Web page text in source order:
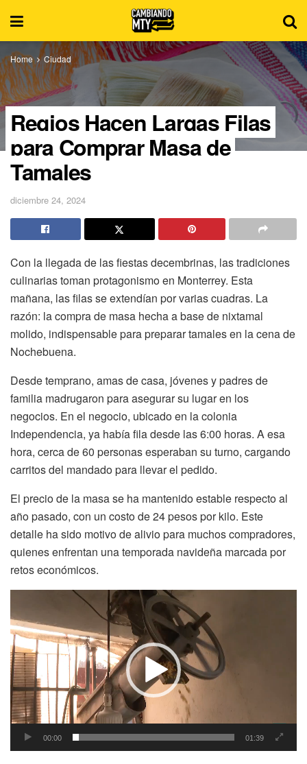
Home Ciudad
Regios Hacen Largas Filas
para Comprar Masa de
Tamales
diciembre 24, 2024
Con la llegada de las fiestas decembrinas, las tradiciones
culinarias toman protagonismo en Monterrey. Esta
mañana, las filas se extendían por varias cuadras. La
razón: la compra de masa hecha a base de nixtamal
molido, indispensable para preparar tamales en la cena de
Nochebuena.
Desde temprano, amas de casa, jóvenes y padres de
familia madrugaron para asegurar su lugar en los
negocios. En el negocio, ubicado en la colonia
Independencia, ya había fila desde las 6:00 horas. A esa
hora, cerca de 60 personas esperaban su turno, cargando
carritos del mandado para llevar el pedido.
El precio de la masa se ha mantenido estable respecto al
año pasado, con un costo de 24 pesos por kilo. Este
detalle ha sido motivo de alivio para muchos compradores,
quienes enfrentan una temporada navideña marcada por
retos económicos.
de
vídeo
00:00 01:39